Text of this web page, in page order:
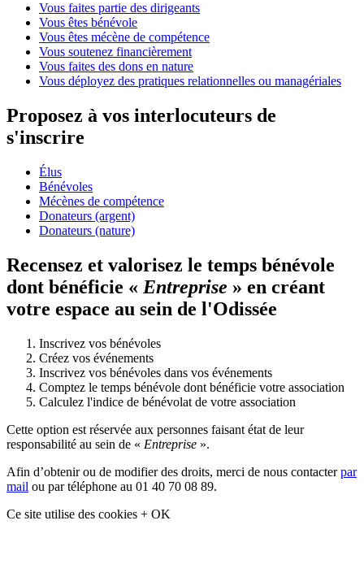
Vous faites partie des dirigeants
Vous êtes bénévole
Vous êtes mécène de compétence
Vous soutenez financièrement
Vous faites des dons en nature
Vous déployez des pratiques relationnelles ou managériales
Proposez à vos interlocuteurs de
s'inscrire
Élus
Bénévoles
Mécènes de compétence
Donateurs (argent)
Donateurs (nature)
Recensez et valorisez le temps bénévole
dont bénéficie « Entreprise » en créant
votre espace au sein de l'Odissée
Inscrivez vos bénévoles
Créez vos événements
Inscrivez vos bénévoles dans vos événements
Comptez le temps bénévole dont bénéficie votre association
Calculez l'indice de bénévolat de votre association
Cette option est réservée aux personnes faisant état de leur
responsabilité au sein de « Entreprise ».
Afin d’obtenir ou de modifier des droits, merci de nous contacterpar
mail ou par téléphone au 01 40 70 08 89.
Ce site utilise des cookies + OK